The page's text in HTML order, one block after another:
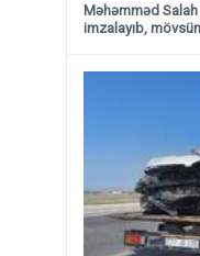
Məhəmməd
imzalayıb,